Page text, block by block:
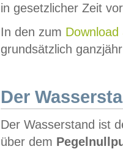
in gesetzlicher Zeit
In den zum Download
grundsätzlich
Der
Der Wasserstand ist
über dem